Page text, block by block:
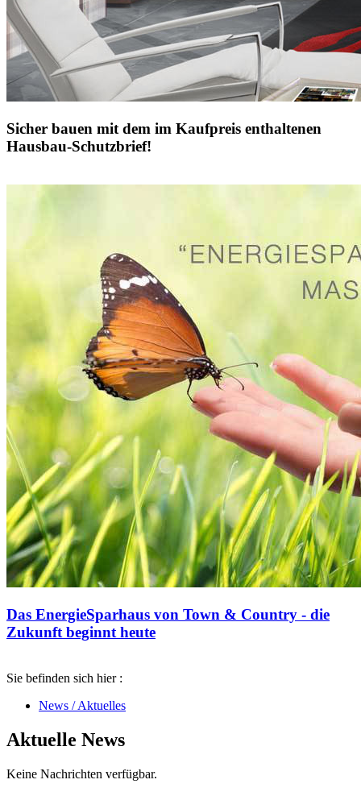
Sicher bauen mit dem im Kaufpreis enthaltenen
Hausbau-Schutzbrief!
Das EnergieSparhaus von Town & Country - die
Zukunft beginnt heute
Sie befinden sich hier :
News / Aktuelles
Aktuelle News
Keine Nachrichten verfügbar.